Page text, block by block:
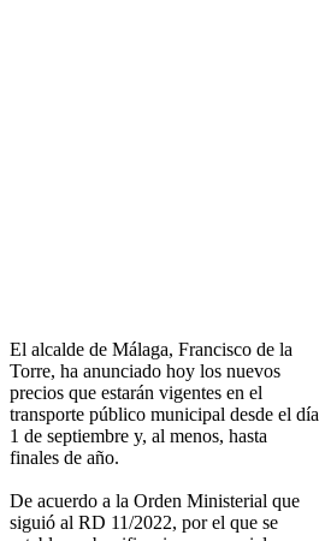
El alcalde de Málaga, Francisco de la
Torre, ha anunciado hoy los nuevos
precios que estarán vigentes en el
transporte público municipal desde el día
1 de septiembre y, al menos, hasta
finales de año.
De acuerdo a la Orden Ministerial que
siguió al RD 11/2022, por el que se